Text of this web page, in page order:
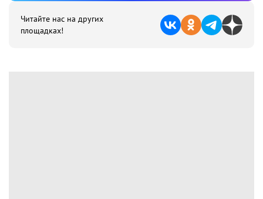
Читайте нас на других
площадках!